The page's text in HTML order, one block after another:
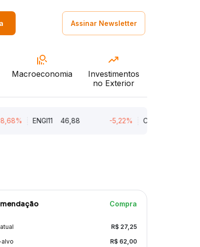
Assinar Newsletter
Macroeconomia
Investimentos
no Exterior
ENGI11 46,88 -5,22% CMIN3
Compra
R$ 27,25
R$ 62,00